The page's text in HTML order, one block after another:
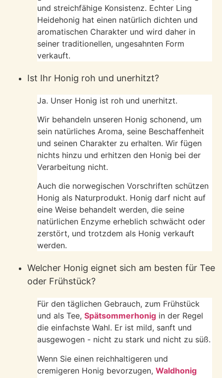
und streichfähige Konsistenz. Echter Ling
Heidehonig hat einen natürlich dichten und
aromatischen Charakter und wird daher in
seiner traditionellen, ungesahnten Form
verkauft.
Ist Ihr Honig roh und unerhitzt?
Ja. Unser Honig ist roh und unerhitzt.
Wir behandeln unseren Honig schonend, um
sein natürliches Aroma, seine Beschaffenheit
und seinen Charakter zu erhalten. Wir fügen
nichts hinzu und erhitzen den Honig bei der
Verarbeitung nicht.
Auch die norwegischen Vorschriften schützen
Honig als Naturprodukt. Honig darf nicht auf
eine Weise behandelt werden, die seine
natürlichen Enzyme erheblich schwächt oder
zerstört, und trotzdem als Honig verkauft
werden.
Welcher Honig eignet sich am besten für Tee
oder Frühstück?
Für den täglichen Gebrauch, zum Frühstück
und als Tee, Spätsommerhonig in der Regel
die einfachste Wahl. Er ist mild, sanft und
ausgewogen - nicht zu stark und nicht zu süß.
Wenn Sie einen reichhaltigeren und
cremigeren Honig bevorzugen, Waldhonig